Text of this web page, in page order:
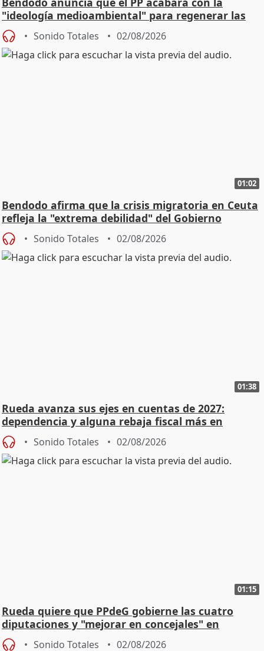
"ideología medioambiental" para regenerar las
playas
Sonido Totales 02/08/2026
01:02
Bendodo afirma que la crisis migratoria en Ceuta
refleja la "extrema debilidad" del Gobierno
Sonido Totales 02/08/2026
01:38
Rueda avanza sus ejes en cuentas de 2027:
dependencia y alguna rebaja fiscal más en
vivienda
Sonido Totales 02/08/2026
01:15
Rueda quiere que PPdeG gobierne las cuatro
diputaciones y "mejorar en concejales" en
ciudades
Sonido Totales 02/08/2026